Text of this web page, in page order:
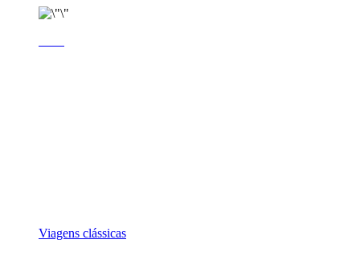
Viagens clássicas